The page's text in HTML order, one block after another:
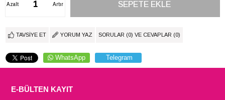
Artır
Azalt
TAVSIYE ET YORUM YAZ SORULAR (0) VE CEVAPLAR (0)
WhatsApp Telegram
E-BÜLTEN KAYIT